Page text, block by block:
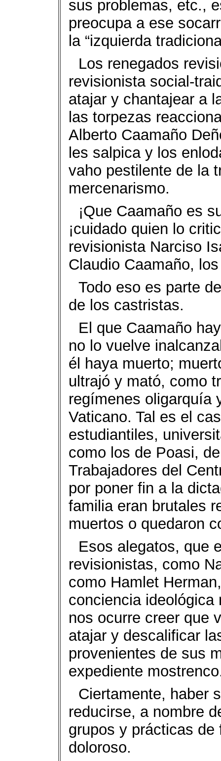
sus problemas, etc.,
preocupa a ese
la “izquierda
Los renegados
revisionista social-
atajar y chantajear a
las torpezas
Alberto Caamaño
les salpica y los
vaho pestilente de la
mercenarismo.
¡Que Caamaño es
¡cuidado quien lo
revisionista Narciso
Claudio Caamaño,
Todo eso es parte
de los castristas.
El que Caamaño
no lo vuelve
él haya muerto;
ultrajó y mató, como
regímenes oligarquía
Vaticano. Tal es el
estudiantiles,
como los de Poasi,
Trabajadores del
por poner fin a la
familia eran brutales
muertos o quedaron
Esos alegatos, que
revisionistas, como
como Hamlet
conciencia
nos ocurre creer que
atajar y descalificar
provenientes de sus
expediente
Ciertamente, haber
reducirse, a nombre
grupos y prácticas
doloroso.